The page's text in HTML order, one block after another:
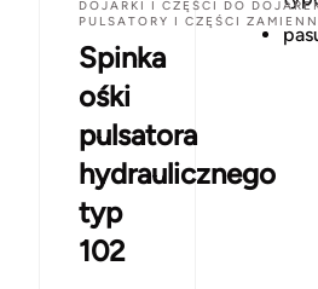
DOJARKI I CZĘŚCI DO
PULSATORY I CZĘŚCI
Spinka
ośki
pulsatora
hydraulicznego
typ
102